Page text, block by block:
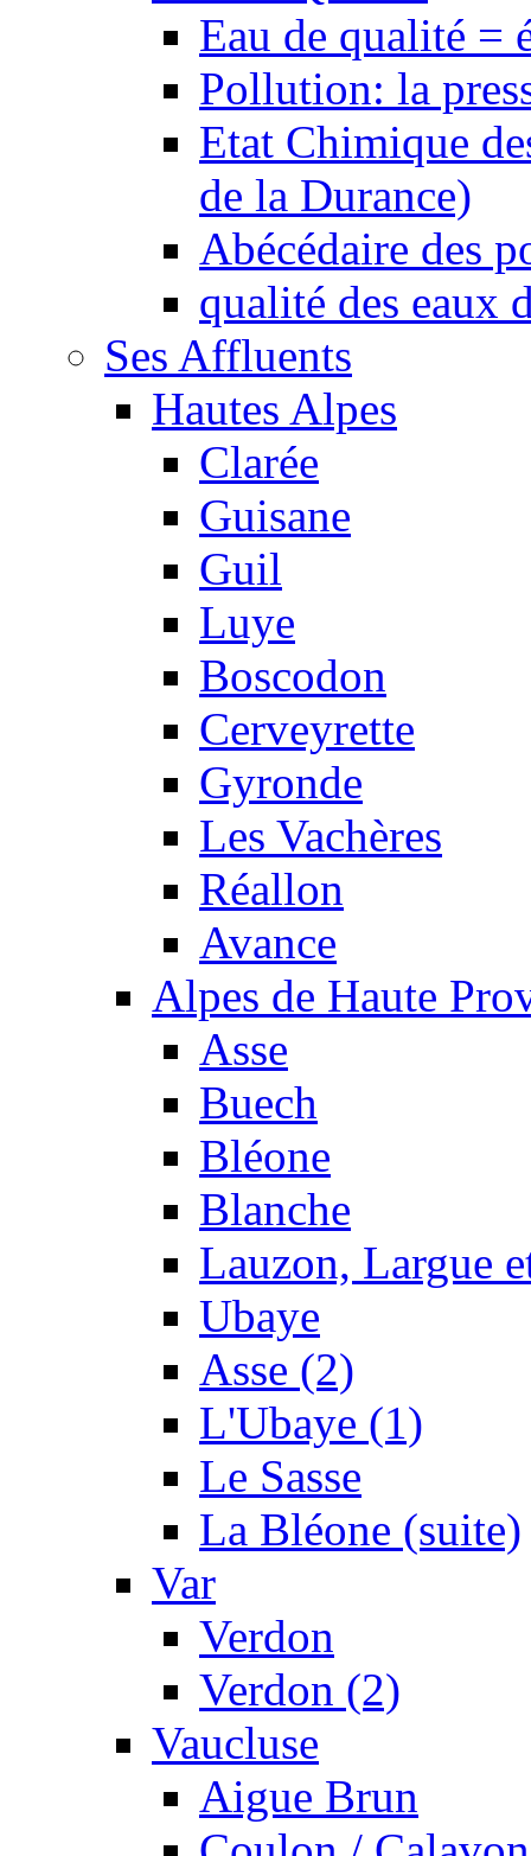
Eau de qualité =
Pollution: la
Etat Chimique
de la Durance)
Abécédaire des
qualité des eaux
Ses Affluents
Hautes Alpes
Clarée
Guisane
Guil
Luye
Boscodon
Cerveyrette
Gyronde
Les Vachères
Réallon
Avance
Alpes de Haute
Asse
Buech
Bléone
Blanche
Lauzon, Largue
Ubaye
Asse (2)
L'Ubaye (1)
Le Sasse
La Bléone (suite)
Var
Verdon
Verdon (2)
Vaucluse
Aigue Brun